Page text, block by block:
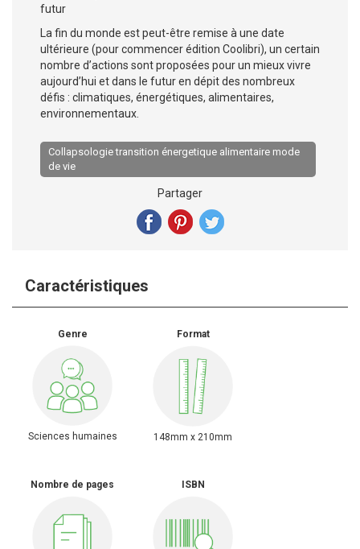
futur
La fin du monde est peut-être remise à une date
ultérieure (pour commencer édition Coolibri), un certain
nombre d’actions sont proposées pour un mieux vivre
aujourd’hui et dans le futur en dépit des nombreux
défis : climatiques, énergétiques, alimentaires,
environnementaux.
Collapsologie transition énergetique alimentaire mode
de vie
Partager
Caractéristiques
Genre
Sciences humaines
Format
148mm x 210mm
Nombre de pages ISBN